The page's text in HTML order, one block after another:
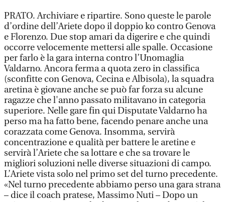
PRATO. Archiviare e ripartire. Sono queste le parole
d’ordine dell’Ariete dopo il doppio ko contro Genova
e Florenzo. Due stop amari da digerire e che quindi
occorre velocemente mettersi alle spalle. Occasione
per farlo è la gara interna contro l’Unomaglia
Valdarno. Ancora ferma a quota zero in classifica
(sconfitte con Genova, Cecina e Albisola), la squadra
aretina è giovane anche se può far forza su alcune
ragazze che l'anno passato militavano in categoria
superiore. Nelle gare fin qui Disputate Valdarno ha
perso ma ha fatto bene, facendo penare anche una
corazzata come Genova. Insomma, servirà
concentrazione e qualità per battere le aretine e
servirà l’Ariete che sa lottare e che sa trovare le
migliori soluzioni nelle diverse situazioni di campo.
L’Ariete vista solo nel primo set del turno precedente.
«Nel turno precedente abbiamo perso una gara strana
– dice il coach pratese, Massimo Nuti – Dopo un